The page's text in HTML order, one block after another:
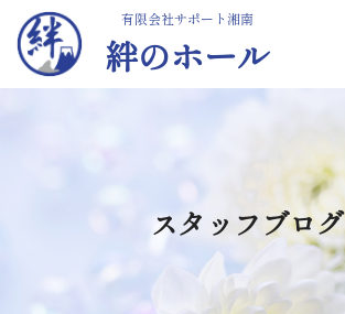
有限会社サポート湘南
絆のホール
スタッフブログ